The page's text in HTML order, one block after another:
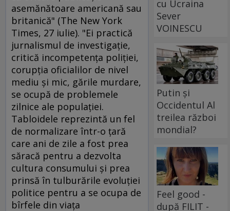
asemănătoare americană sau
britanică" (The New York
Times, 27 iulie). "Ei practică
jurnalismul de investigaţie,
critică incompetenţa poliţiei,
corupţia oficialilor de nivel
mediu şi mic, gările murdare,
se ocupă de problemele
zilnice ale populaţiei.
Tabloidele reprezintă un fel
de normalizare într-o ţară
care ani de zile a fost prea
săracă pentru a dezvolta
cultura consumului şi prea
prinsă în tulburările evoluţiei
politice pentru a se ocupa de
bîrfele din viaţa
cu Ucraina
Sever
VOINESCU
Putin și
Occidentul Al
treilea război
mondial?
Feel good -
după FILIT -